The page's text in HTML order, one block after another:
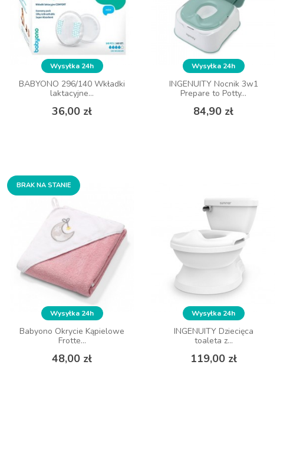
Wysyłka 24h
BABYONO 296/140 Wkładki
laktacyjne...
36,00 złCena
Wysyłka 24h
BABYONO 296/140 Wkładki
laktacyjne...
36,00 złCena
Wysyłka 24h
INGENUITY Nocnik 3w1
Prepare to Potty...
84,90 złCena
Wysyłka 24h
INGENUITY Nocnik 3w1
Prepare to Potty...
84,90 złCena
Wysyłka 24h
Babyono Okrycie Kąpielowe
Frotte...
48,00 złCena
BRAK NA STANIE
Wysyłka 24h
Babyono Okrycie Kąpielowe
Frotte...
48,00 złCena
BRAK NA STANIE
Wysyłka 24h
INGENUITY Dziecięca
toaleta z...
119,00 złCena
Wysyłka 24h
INGENUITY Dziecięca
toaleta z...
119,00 złCena